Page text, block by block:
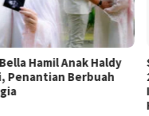
& Drinks Indonesia
Daya Saing
Pangan Nasional